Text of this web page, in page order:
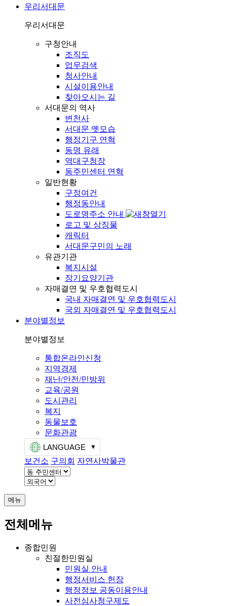
우리서대문
우리서대문
구청안내
조직도
업무검색
청사안내
시설이용안내
찾아오시는 길
서대문의 역사
변천사
서대문 옛모습
행정기구 연혁
동명 유래
역대구청장
동주민센터 연혁
일반현황
구정여건
행정동안내
도로명주소 안내
로고 및 상징물
캐릭터
서대문구민의 노래
유관기관
복지시설
장기요양기관
자매결연 및 우호협력도시
국내 자매결연 및 우호협력도시
국외 자매결연 및 우호협력도시
분야별정보
분야별정보
통합온라인신청
지역경제
재난/안전/민방위
교육/공원
도시관리
복지
동물보호
문화관광
LANGUAGE
보건소 구의회 자연사박물관
메뉴
전체메뉴
종합민원
친절한민원실
민원실 안내
행정서비스 헌장
행정정보 공동이용안내
사전심사청구제도